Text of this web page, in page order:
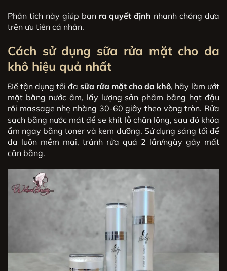
Phân tích này giúp bạn ra quyết định nhanh chóng dựa
trên ưu tiên cá nhân.
Cách sử dụng sữa rửa mặt cho da
khô hiệu quả nhất
Để tận dụng tối đa sữa rửa mặt cho da khô, hãy làm ướt
mặt bằng nước ấm, lấy lượng sản phẩm bằng hạt đậu
rồi massage nhẹ nhàng 30-60 giây theo vòng tròn. Rửa
sạch bằng nước mát để se khít lỗ chân lông, sau đó khóa
ẩm ngay bằng toner và kem dưỡng. Sử dụng sáng tối để
da luôn mềm mại, tránh rửa quá 2 lần/ngày gây mất
cân bằng.